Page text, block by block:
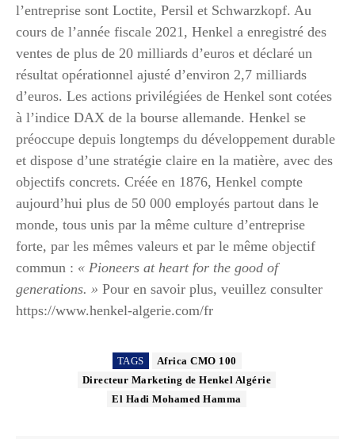
l’entreprise sont Loctite, Persil et Schwarzkopf. Au
cours de l’année fiscale 2021, Henkel a enregistré des
ventes de plus de 20 milliards d’euros et déclaré un
résultat opérationnel ajusté d’environ 2,7 milliards
d’euros. Les actions privilégiées de Henkel sont cotées
à l’indice DAX de la bourse allemande. Henkel se
préoccupe depuis longtemps du développement durable
et dispose d’une stratégie claire en la matière, avec des
objectifs concrets. Créée en 1876, Henkel compte
aujourd’hui plus de 50 000 employés partout dans le
monde, tous unis par la même culture d’entreprise
forte, par les mêmes valeurs et par le même objectif
commun : « Pioneers at heart for the good of
generations. » Pour en savoir plus, veuillez consulter
https://www.henkel-algerie.com/fr
TAGS
Africa CMO 100
Directeur Marketing de Henkel Algérie
El Hadi Mohamed Hamma